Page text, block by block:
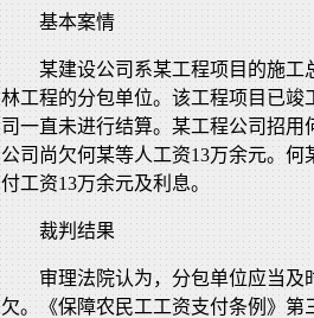
基本案情
某建设公司系某工程项目的施
林工程的分包单位。该工程项目已
司一直未进行结算。某工程公司招
公司尚欠何某等人工资13万余元。
付工资13万余元及利息。
裁判结果
审理法院认为，分包单位应当
欠。《保障农民工工资支付条例》